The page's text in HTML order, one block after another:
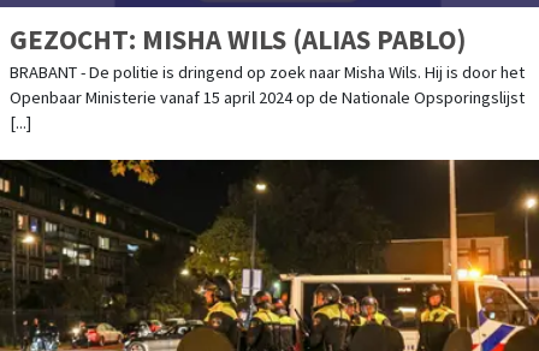
GEZOCHT: MISHA WILS (ALIAS PABLO)
BRABANT - De politie is dringend op zoek naar Misha Wils. Hij is door het
Openbaar Ministerie vanaf 15 april 2024 op de Nationale Opsporingslijst
[...]